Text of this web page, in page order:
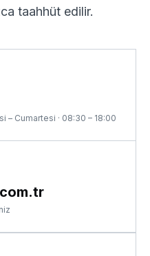
taahhüt edilir.
– Cumartesi · 08:30 – 18:00